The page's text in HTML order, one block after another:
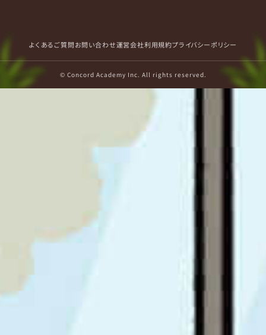
よくあるご質問お問い合わせ運営会社利用規約プライバシーポリシー
© Concord Academy Inc. All rights reserved.